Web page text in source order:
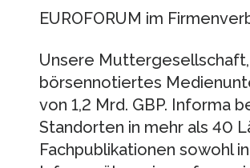
EUROFORUM im
Unsere
börsennotiertes
von 1,2 Mrd. GBP. Informa
Standorten in mehr als 40
Fachpublikationen sowohl